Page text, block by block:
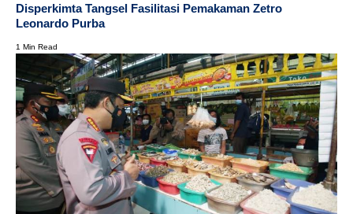
Disperkimta Tangsel Fasilitasi Pemakaman Zetro
Leonardo Purba
1 Min Read